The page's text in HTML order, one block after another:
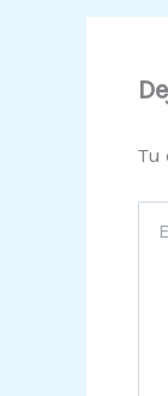
Tu